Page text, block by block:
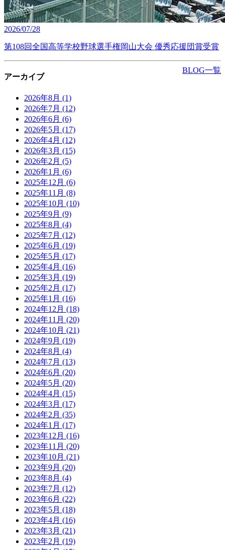
2026/07/28
第108回全国高等学校野球選手権岡山大会 優秀応援団賞受賞
BLOG一覧
アーカイブ
2026年8月 (1)
2026年7月 (12)
2026年6月 (6)
2026年5月 (17)
2026年4月 (12)
2026年3月 (15)
2026年2月 (5)
2026年1月 (6)
2025年12月 (6)
2025年11月 (8)
2025年10月 (10)
2025年9月 (9)
2025年8月 (4)
2025年7月 (12)
2025年6月 (19)
2025年5月 (17)
2025年4月 (16)
2025年3月 (19)
2025年2月 (17)
2025年1月 (16)
2024年12月 (18)
2024年11月 (20)
2024年10月 (21)
2024年9月 (19)
2024年8月 (4)
2024年7月 (13)
2024年6月 (20)
2024年5月 (20)
2024年4月 (15)
2024年3月 (17)
2024年2月 (35)
2024年1月 (17)
2023年12月 (16)
2023年11月 (20)
2023年10月 (21)
2023年9月 (20)
2023年8月 (4)
2023年7月 (12)
2023年6月 (22)
2023年5月 (18)
2023年4月 (16)
2023年3月 (21)
2023年2月 (19)